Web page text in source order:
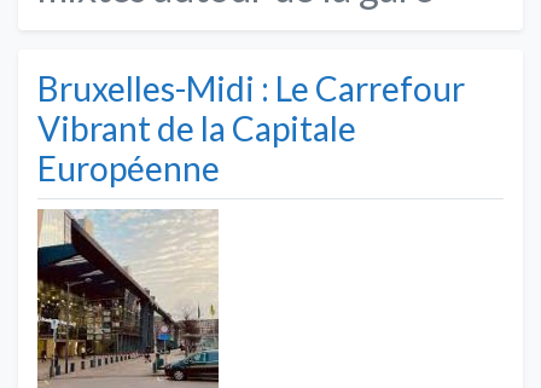
Bruxelles-Midi : Le Carrefour
Vibrant de la Capitale
Européenne